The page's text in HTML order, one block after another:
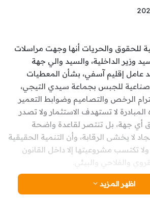
للحقوق والحريات أنها وجهت مراسلات
وزير الداخلية، والسيد والي جهة
عامل إقليم آسفي، بشأن المعطيات
صناعية للجبس بجماعة سيدي التيجي،
الرخص والتصاميم وضوابط التعمير
المبادرة لا تستهدف الاستثمار ولا تصدر
أي جهة، بل تنتصر لقاعدة واضحة
لا يخشى الرقابة، وأن التنمية الحقيقية
تكتسب مشروعيتها إلا داخل القانون
والفلاحي والبيئي.
بإثارة الشبهات بل برفع الالتباس،
اظهر المزيد